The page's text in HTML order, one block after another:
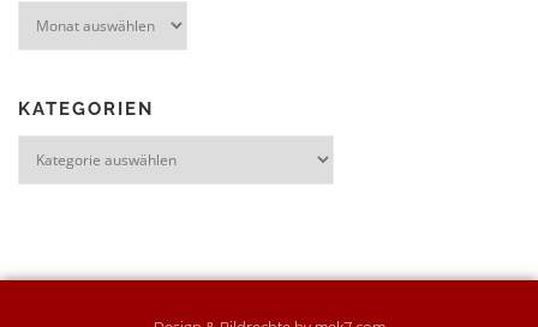
KATEGORIEN